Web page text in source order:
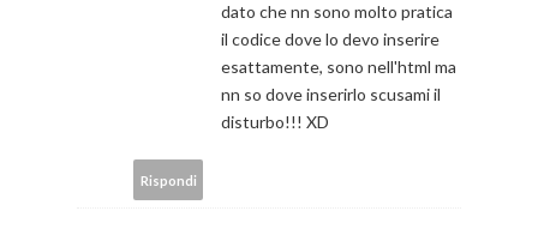
dato che nn sono molto pratica
il codice dove lo devo inserire
esattamente, sono nell'html ma
nn so dove inserirlo scusami il
disturbo!!! XD
Rispondi